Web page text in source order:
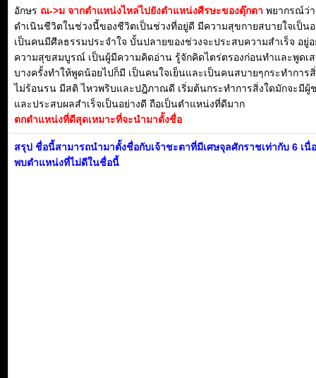
อักษร ณ->ม จากตำแหน่งไหล่ไปยังตำแหน่งศีรษะของตุ๊กตา พยากรณ์ว่
ดำเนินชีวิตในช่วงนี้ของชีวิตเป็นช่วงที่อยู่ดี มีความสุขกายสบายใจเป็น
เป็นคนมีศีลธรรมประจำใจ บั้นปลายของช่วงจะประสบความสำเร็จ อยู่อ
ความสุขสมบูรณ์ เป็นผู้มีความคิดอ่าน รู้จักคิดไตร่ตรองก่อนทำและพูดเ
บางครั้งทำให้พูดน้อยไปก็มี เป็นคนใจเย็นและเป็นคนสบายๆกระทำการ
ไม่ร้อนรน มีสติ ไหวพริบและปฎิภาณดี เริ่มต้นกระทำการสิ่งใดมักจะมีผู้
และประสบผลสำเร็จเป็นอย่างดี ถือเป็นตำแหน่งที่ดีมาก
ตกตำแหน่งที่ดีสุดเหมาะที่จะนำมาตั้งชื่อ
สรุป ชื่อนี้สามารถนำมาตั้งชื่อกับเจ้าชะตาที่มีเศษจุลศักราชเท่ากับ 6 เนื่
พบตำแหน่งที่ไม่ดีในชื่อนี้